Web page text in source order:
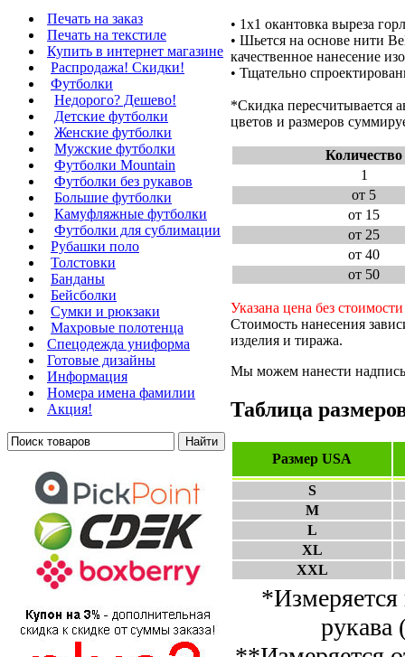
Печать на заказ
Печать на текстиле
Купить в интернет магазине
Распродажа! Скидки!
Футболки
Недорого? Дешево!
Детские футболки
Женские футболки
Мужские футболки
Футболки Mountain
Футболки без рукавов
Большие футболки
Камуфляжные футболки
Футболки для сублимации
Рубашки поло
Толстовки
Банданы
Бейсболки
Сумки и рюкзаки
Махровые полотенца
Cпецодежда униформа
Готовые дизайны
Информация
Номера имена фамилии
Акция!
• 1х1 окантовка выреза
• Шьется на основе нити
качественное нанесение
• Тщательно
*Скидка пересчитывается
цветов и размеров
Количество
1
от 5
от 15
от 25
от 40
от 50
Указана цена без
Стоимость нанесения
изделия и тиража.
Мы можем нанести
Таблица
Размер USA
S
M
L
XL
XXL
рукава